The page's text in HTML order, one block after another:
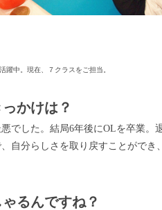
躍中。現在、７クラスをご担当。
かけは？
でした。結局6年後にOLを卒業
自分らしさを取り戻すことができ
るんですね？